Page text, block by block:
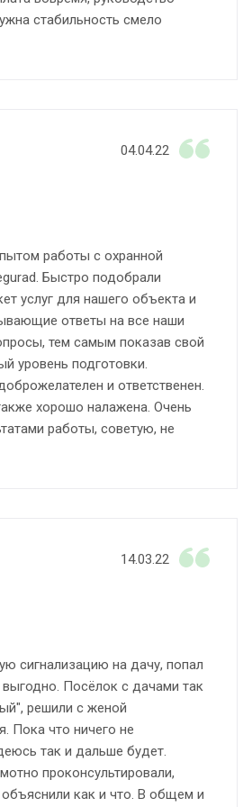
стабильность смело
04.04.22
работы с охранной
Быстро подобрали
услуг для нашего объекта и
ответы на все наши
тем самым показав свой
уровень подготовки.
и ответственен.
хорошо налажена. Очень
работы, советую, не
14.03.22
сигнализацию на дачу, попал
Посёлок с дачами так
решили с женой
Пока что ничего не
так и дальше будет.
проконсультировали,
как и что. В общем и